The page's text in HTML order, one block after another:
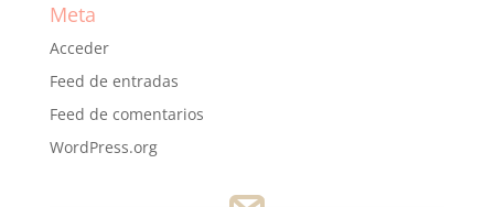
Meta
Acceder
Feed de entradas
Feed de comentarios
WordPress.org